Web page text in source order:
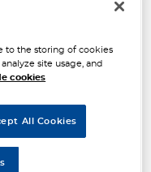
to the storing of cookies
site usage, and
cookies
All Cookies